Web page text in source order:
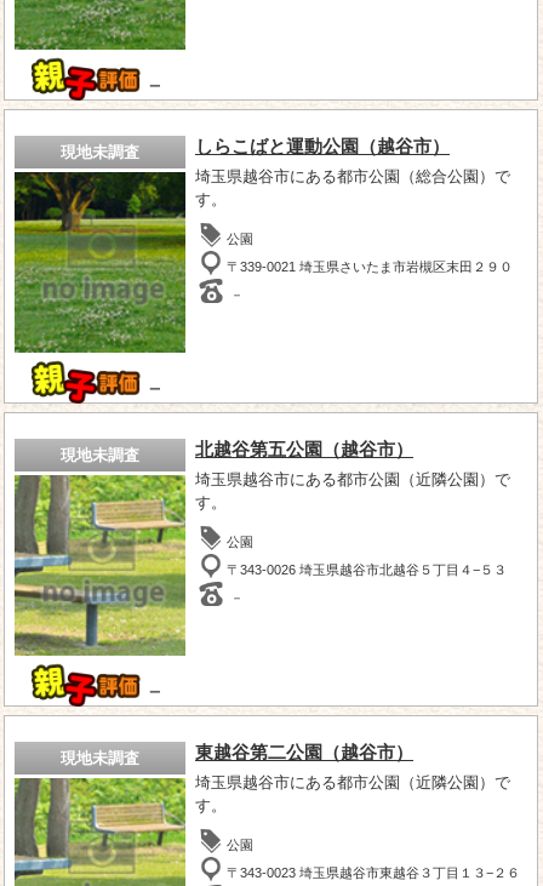
－
現地未調査
－
しらこばと運動公園（越谷市）
埼玉県越谷市にある都市公園（総合公園）で
す。
公園
〒339-0021 埼玉県さいたま市岩槻区末田２９０
－
現地未調査
－
北越谷第五公園（越谷市）
埼玉県越谷市にある都市公園（近隣公園）で
す。
公園
〒343-0026 埼玉県越谷市北越谷５丁目４−５３
－
現地未調査 東越谷第二公園（越谷市）
埼玉県越谷市にある都市公園（近隣公園）で
す。
公園
〒343-0023 埼玉県越谷市東越谷３丁目１３−２６